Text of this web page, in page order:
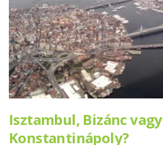
Isztambul, Bizánc vagy
Konstantinápoly?